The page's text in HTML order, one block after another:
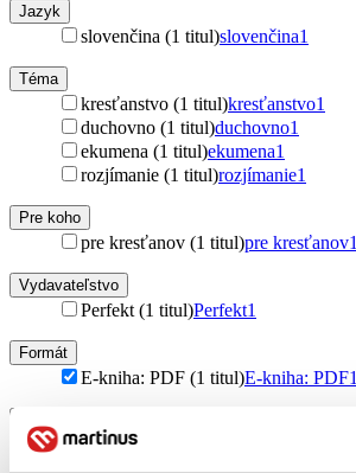
Jazyk
slovenčina (1 titul)slovenčina1
Téma
kresťanstvo (1 titul)kresťanstvo1
duchovno (1 titul)duchovno1
ekumena (1 titul)ekumena1
rozjímanie (1 titul)rozjímanie1
Pre koho
pre kresťanov (1 titul)pre kresťanov1
Vydavateľstvo
Perfekt (1 titul)Perfekt1
Formát
E-kniha: PDF (1 titul)E-kniha: PDF1